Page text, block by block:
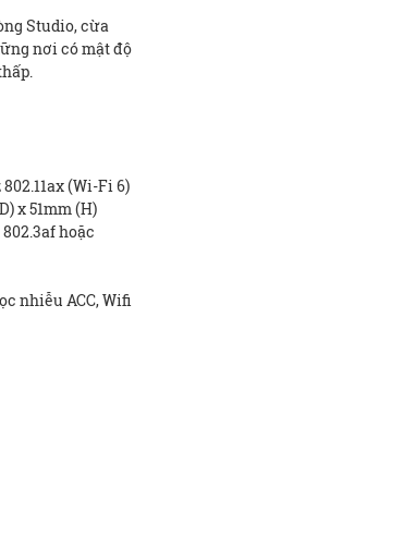
Studio, cừa
nơi có mật độ
802.11ax (Wi-Fi 6)
x 51mm (H)
hoặc
nhiễu ACC, Wifi